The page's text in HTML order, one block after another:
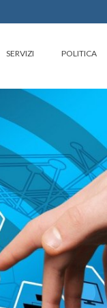
SERVIZI POLITICA